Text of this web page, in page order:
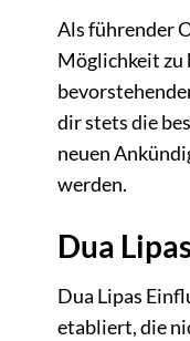
Als führender
Möglichkeit zu
dir stets die
neuen
werden.
Dua
Dua Lipas
etabliert, die